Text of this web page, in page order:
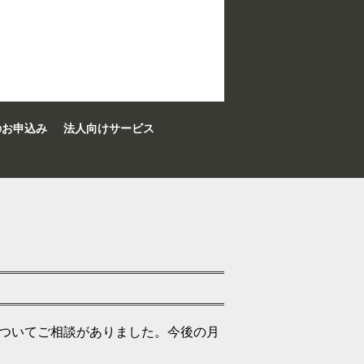
申込み
法人向けサービス
いてご相談がありました。今後の月